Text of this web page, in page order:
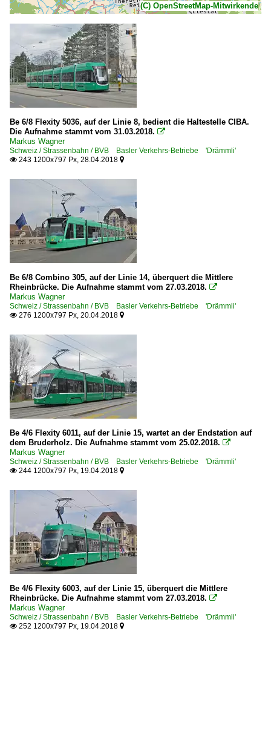
(C) OpenStreetMap-Mitwirkende
Be 6/8 Flexity 5036, auf der Linie 8, bedient die Haltestelle CIBA.
Die Aufnahme stammt vom 31.03.2018. 
Markus Wagner
Schweiz / Strassenbahn / BVB Basler Verkehrs-Betriebe 'Drämmli'
 243 1200x797 Px, 28.04.2018 
Be 6/8 Combino 305, auf der Linie 14, überquert die Mittlere
Rheinbrücke. Die Aufnahme stammt vom 27.03.2018. 
Markus Wagner
Schweiz / Strassenbahn / BVB Basler Verkehrs-Betriebe 'Drämmli'
 276 1200x797 Px, 20.04.2018 
Be 4/6 Flexity 6011, auf der Linie 15, wartet an der Endstation auf
dem Bruderholz. Die Aufnahme stammt vom 25.02.2018. 
Markus Wagner
Schweiz / Strassenbahn / BVB Basler Verkehrs-Betriebe 'Drämmli'
 244 1200x797 Px, 19.04.2018 
Be 4/6 Flexity 6003, auf der Linie 15, überquert die Mittlere
Rheinbrücke. Die Aufnahme stammt vom 27.03.2018. 
Markus Wagner
Schweiz / Strassenbahn / BVB Basler Verkehrs-Betriebe 'Drämmli'
 252 1200x797 Px, 19.04.2018 